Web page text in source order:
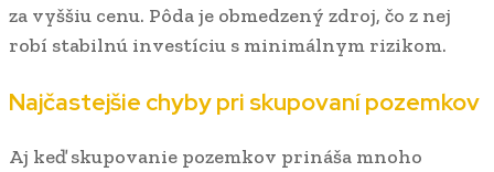
za vyššiu cenu. Pôda je obmedzený zdroj, čo z nej
robí stabilnú investíciu s minimálnym rizikom.
Najčastejšie chyby pri skupovaní pozemkov
Aj keď skupovanie pozemkov prináša mnoho